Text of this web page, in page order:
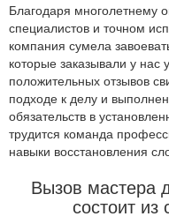
Благодаря многолетнему
специалистов и точном
компания сумела
которые заказывали у нас
положительных отзывов
подходе к делу и
обязательств в
трудится команда
навыки восстановления
Вызов мастера
состоит